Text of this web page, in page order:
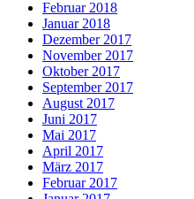
Februar 2018
Januar 2018
Dezember 2017
November 2017
Oktober 2017
September 2017
August 2017
Juni 2017
Mai 2017
April 2017
März 2017
Februar 2017